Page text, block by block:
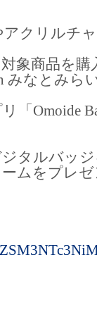
クリルチ
象商品を購
みなとみら
「Omoide
タルバッ
ムをプレ